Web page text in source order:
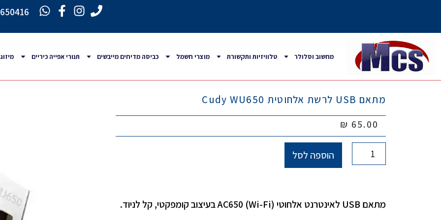
מחשוב וסלולר טלוויזיות ותקשורת מוצרי חשמל כביסה מדיחים מייבשים תנורי אפייה כיריים
מתאם USB לרשת אלחוטית Cudy WU650
65.00
₪
הוספה לסל
מתאם USB לאינטרנט אלחוטי (Wi-Fi) AC650 בעיצוב קומפקטי, קל לניוד.